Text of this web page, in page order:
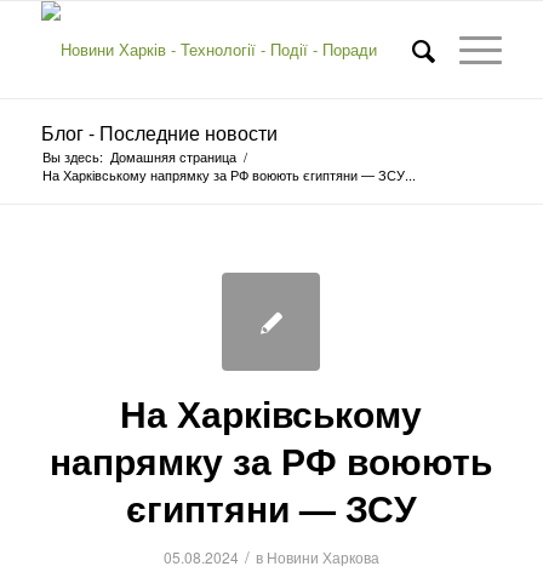
Блог - Последние новости
Вы здесь: Домашняя страница /
На Харківському напрямку за РФ воюють єгиптяни — ЗСУ...
На Харківському
напрямку за РФ воюють
єгиптяни — ЗСУ
05.08.2024 / в Новини Харкова